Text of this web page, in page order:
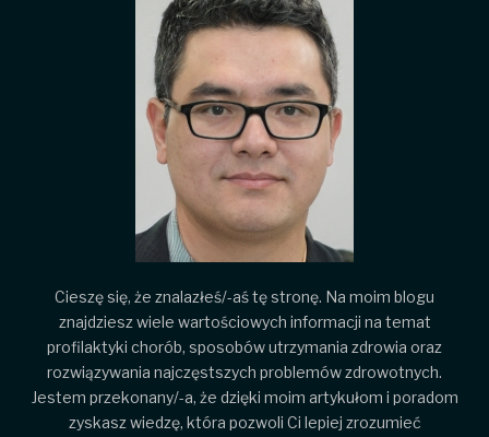
Cieszę się, że znalazłeś/-aś tę stronę. Na moim blogu
znajdziesz wiele wartościowych informacji na temat
profilaktyki chorób, sposobów utrzymania zdrowia oraz
rozwiązywania najczęstszych problemów zdrowotnych.
Jestem przekonany/-a, że dzięki moim artykułom i poradom
zyskasz wiedzę, która pozwoli Ci lepiej zrozumieć